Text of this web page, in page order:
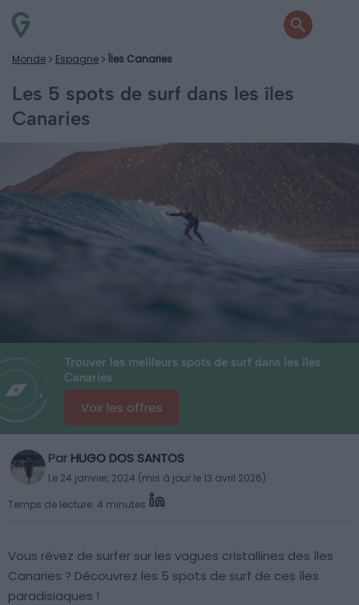
Monde Espagne Îles Canaries
Les 5 spots de surf dans les îles
Canaries
Trouver les meilleurs spots de surf dans les îles
Canaries
Voir les offres
Par HUGO DOS SANTOS
Le 24 janvier, 2024 (mis à jour le 13 avril 2026)
Temps de lecture: 4 minutes
Vous rêvez de surfer sur les vagues cristallines des îles
Canaries ? Découvrez les 5 spots de surf de ces îles
paradisiaques !